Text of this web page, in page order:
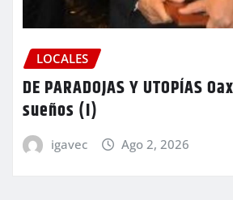
LOCALES
DE PARADOJAS Y UTOPÍAS
sueños (I)
igavec Ago 2, 2026